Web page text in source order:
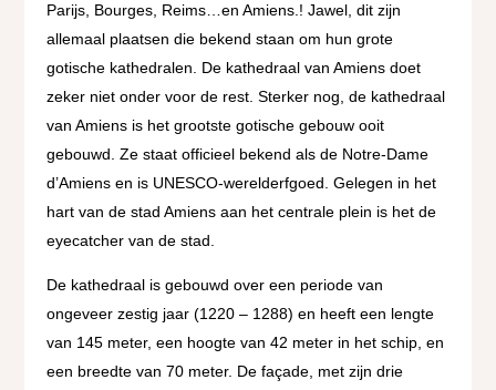
Parijs, Bourges, Reims…en Amiens.! Jawel, dit zijn
allemaal plaatsen die bekend staan om hun grote
gotische kathedralen. De kathedraal van Amiens doet
zeker niet onder voor de rest. Sterker nog, de kathedraal
van Amiens is het grootste gotische gebouw ooit
gebouwd. Ze staat officieel bekend als de Notre-Dame
d’Amiens en is UNESCO-werelderfgoed. Gelegen in het
hart van de stad Amiens aan het centrale plein is het de
eyecatcher van de stad.
De kathedraal is gebouwd over een periode van
ongeveer zestig jaar (1220 – 1288) en heeft een lengte
van 145 meter, een hoogte van 42 meter in het schip, en
een breedte van 70 meter. De façade, met zijn drie